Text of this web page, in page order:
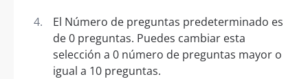
El Número de preguntas predeterminado es
de 0 preguntas. Puedes cambiar esta
selección a 0 número de preguntas mayor o
igual a 10 preguntas.